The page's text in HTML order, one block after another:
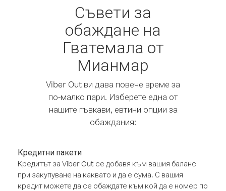
Съвети за
обаждане на
Гватемала от
Мианмар
Viber Out ви дава повече време за
по-малко пари. Изберете една от
нашите гъвкави, евтини опции за
обаждания:
Кредитни пакети
Кредитът за Viber Out се добавя към вашия баланс
при закупуване на каквато и да е сума. С вашия
кредит можете да се обаждате към кой да е номер по